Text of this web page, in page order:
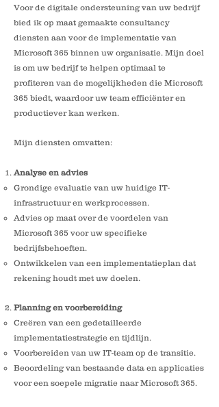
Voor de digitale ondersteuning van uw bedrijf
bied ik op maat gemaakte consultancy
diensten aan voor de implementatie van
Microsoft 365 binnen uw organisatie. Mijn doel
is om uw bedrijf te helpen optimaal te
profiteren van de mogelijkheden die Microsoft
365 biedt, waardoor uw team efficiënter en
productiever kan werken.
Mijn diensten omvatten:
Analyse en advies
Grondige evaluatie van uw huidige IT-
infrastructuur en werkprocessen.
Advies op maat over de voordelen van
Microsoft 365 voor uw specifieke
bedrijfsbehoeften.
Ontwikkelen van een implementatieplan dat
rekening houdt met uw doelen.
Planning en voorbereiding
Creëren van een gedetailleerde
implementatiestrategie en tijdlijn.
Voorbereiden van uw IT-team op de transitie.
Beoordeling van bestaande data en applicaties
voor een soepele migratie naar Microsoft 365.